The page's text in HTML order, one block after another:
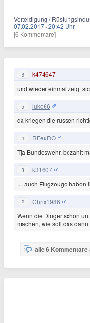
Verteidigung /
07.02.2017 ·20:42 Uhr
[6 Kommentare]
6 k474647
und wieder einmal zeigt
5 luke66
da kriegen die russen
4 RFeuRO
Tja Bundeswehr, bezahlt
3 k31607
.... auch Flugzeuge haben
2 Chris1986
Wenn die Dinger schon
machen, wie soll das
alle 6 Kommentare